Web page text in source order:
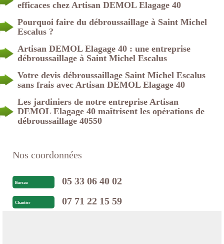
efficaces chez Artisan DEMOL Elagage 40
Pourquoi faire du débroussaillage à Saint Michel
Escalus ?
Artisan DEMOL Elagage 40 : une entreprise
débroussaillage à Saint Michel Escalus
Votre devis débroussaillage Saint Michel Escalus
sans frais avec Artisan DEMOL Elagage 40
Les jardiniers de notre entreprise Artisan
DEMOL Elagage 40 maîtrisent les opérations de
débroussaillage 40550
Nos coordonnées
Bureau 05 33 06 40 02
Chantier 07 71 22 15 59